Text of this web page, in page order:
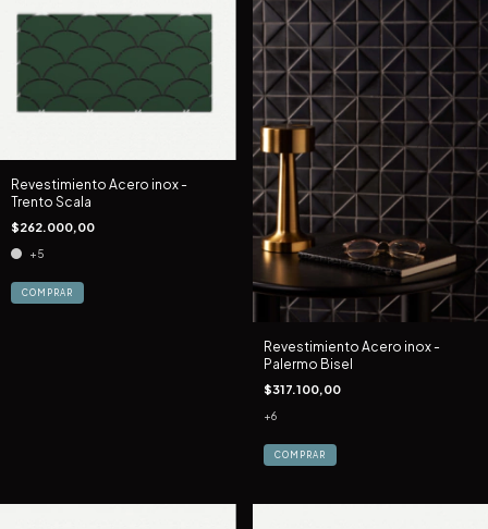
Revestimiento Acero inox -
Trento Scala
$262.000,00
+5
COMPRAR
Revestimiento Acero inox -
Palermo Bisel
$317.100,00
+6
COMPRAR